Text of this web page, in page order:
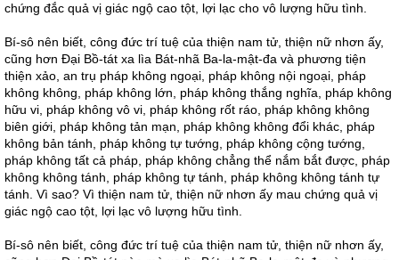
chứng đắc quả vị giác ngộ cao tột, lợi lạc cho vô lượng hữu tình.
Bí-sô nên biết, công đức trí tuệ của thiện nam tử, thiện nữ nhơn ấy,
cũng hơn Đại Bồ-tát xa lìa Bát-nhã Ba-la-mật-đa và phương tiện
thiện xảo, an trụ pháp không ngoại, pháp không nội ngoại, pháp
không không, pháp không lớn, pháp không thắng nghĩa, pháp không
hữu vi, pháp không vô vi, pháp không rốt ráo, pháp không không
biên giới, pháp không tản mạn, pháp không không đổi khác, pháp
không bản tánh, pháp không tự tướng, pháp không cộng tướng,
pháp không tất cả pháp, pháp không chẳng thể nắm bắt được, pháp
không không tánh, pháp không tự tánh, pháp không không tánh tự
tánh. Vì sao? Vì thiện nam tử, thiện nữ nhơn ấy mau chứng quả vị
giác ngộ cao tột, lợi lạc vô lượng hữu tình.
Bí-sô nên biết, công đức trí tuệ của thiện nam tử, thiện nữ nhơn ấy,